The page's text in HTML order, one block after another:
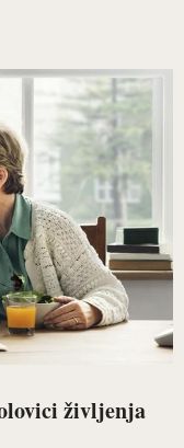
življenja